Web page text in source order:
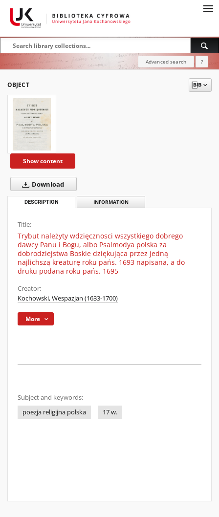
Advanced search ?
OBJECT
Show content
Download
DESCRIPTION INFORMATION
Title:
Trybut należyty wdzięcznosci wszystkiego dobrego
dawcy Panu i Bogu, albo Psalmodya polska za
dobrodziejstwa Boskie dziękująca przez jedną
najlichszą kreaturę roku pańs. 1693 napisana, a do
druku podana roku pańs. 1695
Creator:
Kochowski, Wespazjan (1633-1700)
More
Subject and keywords:
poezja religijna polska
17 w.